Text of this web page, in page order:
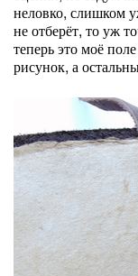
неловко, слишком
не отберёт, то уж
теперь это моё
рисунок, а